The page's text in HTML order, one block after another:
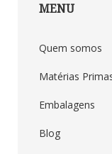
MENU
Quem somos
Matérias
Embalagens
Blog